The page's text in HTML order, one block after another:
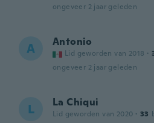
ongeveer 2 jaar geleden
A Antonio
Lid geworden van 2018 ·
ongeveer 2 jaar geleden
L La Chiqui
Lid geworden van 2020 · 33